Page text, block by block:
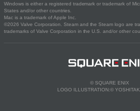
Windows is either a registered trademark or trademark of
States and/or other countries.
Mac is a trademark of Apple Inc.
©2026 Valve Corporation. Steam and the Steam logo are
trademarks of Valve Corporation in the U.S. and/or other
© SQUARE ENIX
LOGO ILLUSTRATION:©